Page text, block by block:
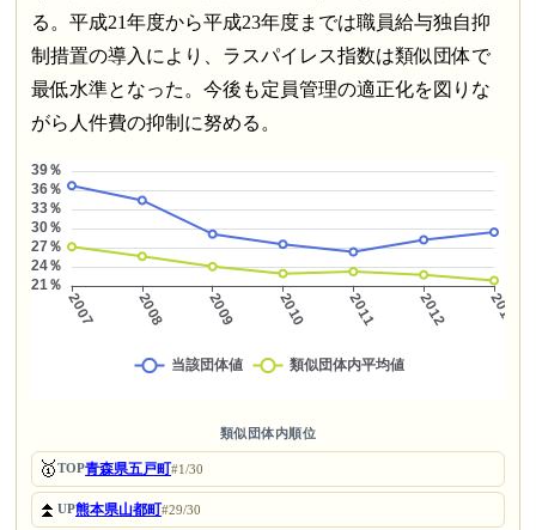
る。平成21年度から平成23年度までは職員給与独自抑
制措置の導入により、ラスパイレス指数は類似団体で
最低水準となった。今後も定員管理の適正化を図りな
がら人件費の抑制に努める。
類似団体内順位
🥇TOP青森県五戸町#1/30
⏫UP熊本県山都町#29/30